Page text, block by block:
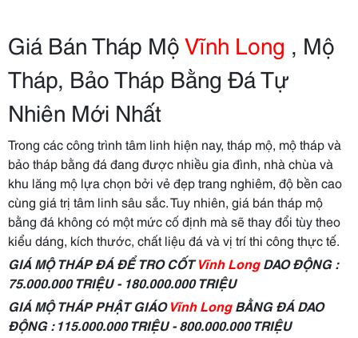
Giá Bán Tháp MộVĩnh Long , Mộ
Tháp, Bảo Tháp Bằng Đá Tự
Nhiên Mới Nhất
Trong các công trình tâm linh hiện nay, tháp mộ, mộ tháp và
bảo tháp bằng đá đang được nhiều gia đình, nhà chùa và
khu lăng mộ lựa chọn bởi vẻ đẹp trang nghiêm, độ bền cao
cùng giá trị tâm linh sâu sắc. Tuy nhiên, giá bán tháp mộ
bằng đá không có một mức cố định mà sẽ thay đổi tùy theo
kiểu dáng, kích thước, chất liệu đá và vị trí thi công thực tế.
GIÁ MỘ THÁP ĐÁ ĐỂ TRO CỐTVĩnh LongDAO ĐỘNG :
75.000.000 TRIỆU - 180.000.000 TRIỆU
GIÁ MỘ THÁP PHẬT GIÁOVĩnh LongBẰNG ĐÁ DAO
ĐỘNG : 115.000.000 TRIỆU - 800.000.000 TRIỆU